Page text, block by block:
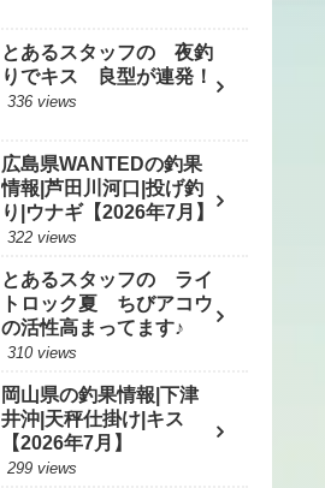
とあるスタッフの 夜釣
りでキス 良型が連発！
336 views
広島県WANTEDの釣果
情報|芦田川河口|投げ釣
り|ウナギ【2026年7月】
322 views
とあるスタッフの ライ
トロック夏 ちびアコウ
の活性高まってます♪
310 views
岡山県の釣果情報|下津
井沖|天秤仕掛け|キス
【2026年7月】
299 views